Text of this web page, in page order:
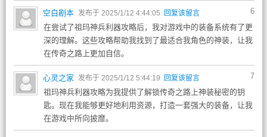
6
空白剧本 发布于 2025/1/12 4:44:05 回复该留言
在尝试了祖玛神兵利器攻略后，我对游戏中的装备系统有了更
深的理解。这些攻略帮助我找到了最适合我角色的神装，让我
在传奇之路上更加自信。
7
心灵之家 发布于 2025/1/12 5:44:19 回复该留言
祖玛神兵利器攻略为我提供了解锁传奇之路上神装秘密的钥
匙。现在我能够更好地利用资源，打造一套强大的装备，让我
在游戏中所向披靡。